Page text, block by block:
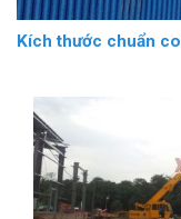
Kích thước chuẩn